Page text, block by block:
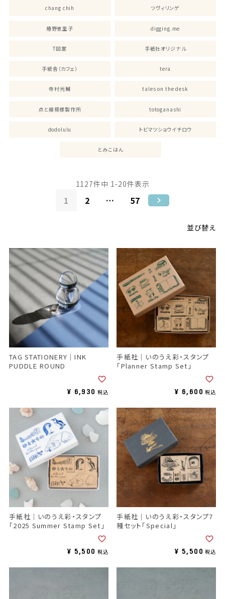
chang chih ツヴィリンゲ
椿野恵里子 digging.me
T図案 手紙社オリジナル
手紙舎（カフェ） tera
寺村光輔 tales on the desk
点と線模様製作所 totoganashi
dodolulu トビマツショウイチロウ
とみこはん
並び替え
1127件中 1 -20件表示
1 2 … 57
TAG STATIONERY｜INK
PUDDLE ROUND
¥ 6,930 税込
手紙社｜いのうえ彩・スタンプ
「Planner Stamp Set」
¥ 6,600 税込
手紙社｜いのうえ彩・スタンプ
「2025 Summer Stamp Set」
¥ 5,500 税込
手紙社｜いのうえ彩・スタンプ7
種セット「Special」
¥ 5,500 税込